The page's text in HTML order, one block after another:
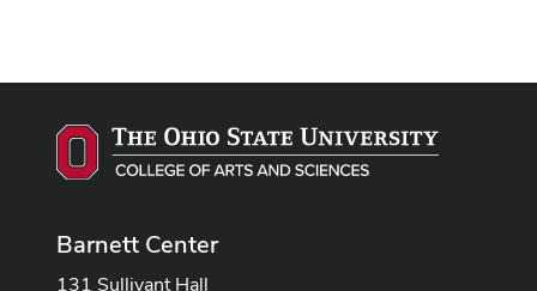
Barnett Center
131 Sullivant Hall